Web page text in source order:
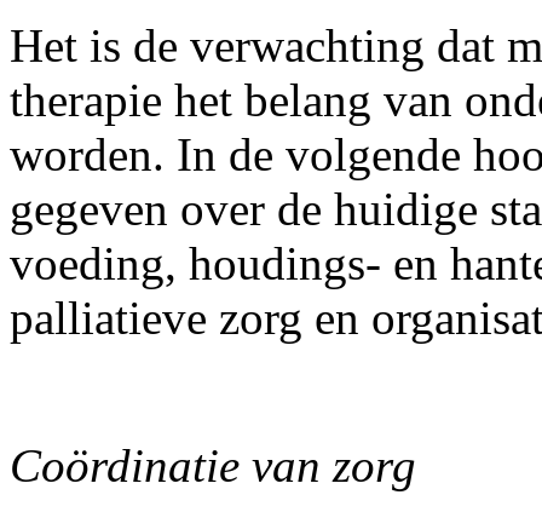
Het is de verwachting dat
therapie het belang van
worden. In de volgende
gegeven over de huidige
voeding, houdings- en
palliatieve zorg en
Coördinatie van zorg